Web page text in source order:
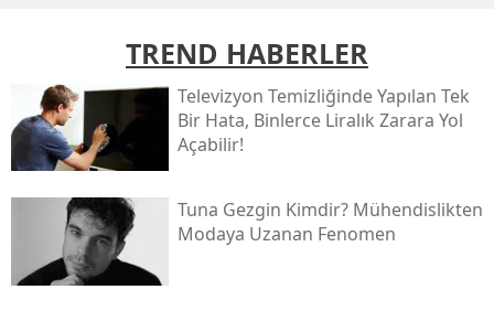
TREND HABERLER
Televizyon Temizliğinde Yapılan Tek
Bir Hata, Binlerce Liralık Zarara Yol
Açabilir!
Tuna Gezgin Kimdir? Mühendislikten
Modaya Uzanan Fenomen